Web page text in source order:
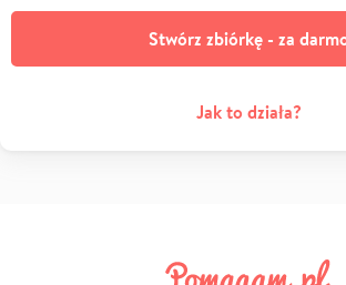
Stwórz zbiórkę - za
Jak to działa?